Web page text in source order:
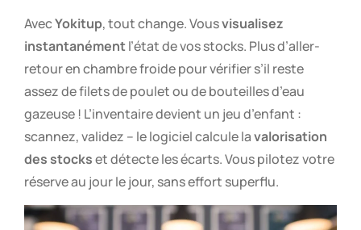
AvecYokitup, tout change. Vousvisualisez
instantanémentl’état de vos stocks. Plus d’aller-
retour en chambre froide pour vérifier s’il reste
assez de filets de poulet ou de bouteilles d’eau
gazeuse ! L’inventaire devient un jeu d’enfant :
scannez, validez – le logiciel calcule lavalorisation
des stockset détecte les écarts. Vous pilotez votre
réserve au jour le jour, sans effort superflu.